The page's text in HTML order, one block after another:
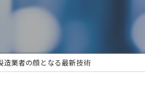
造業者の顔となる最新技術